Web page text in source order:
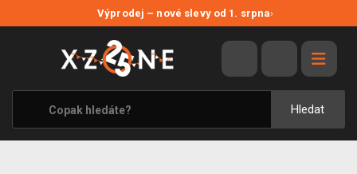
Výprodej – nové slevy od 1. srpna›
Hledat
VÝPRODEJ
VIDEOHRY
XZONE ORIGINALS
TÉMATIKY